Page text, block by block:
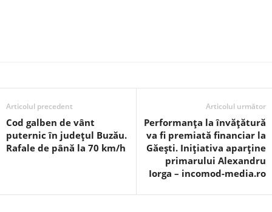
Articolul precedent
Cod galben de vânt
puternic în județul Buzău.
Rafale de până la 70 km/h
Articolul următor
Performanța la învățătură
va fi premiată financiar la
Găești. Inițiativa aparține
primarului Alexandru
Iorga – incomod-media.ro